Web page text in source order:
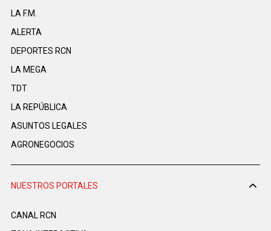
LA F.M.
ALERTA
DEPORTES RCN
LA MEGA
TDT
LA REPÚBLICA
ASUNTOS LEGALES
AGRONEGOCIOS
NUESTROS PORTALES
CANAL RCN